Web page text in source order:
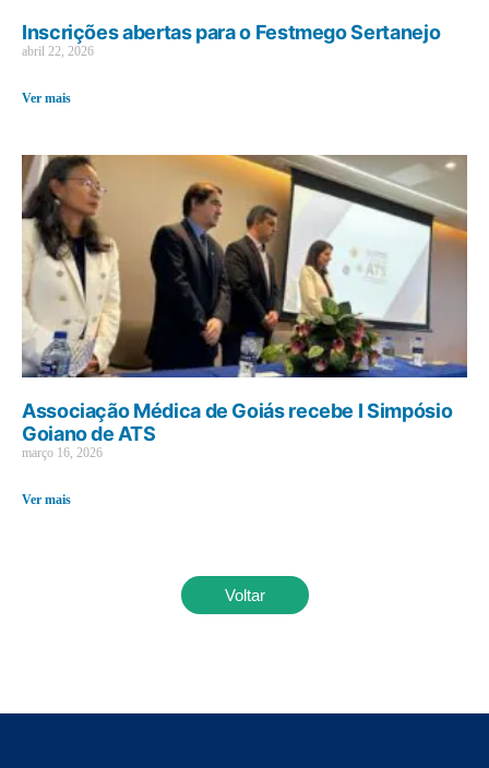
Inscrições abertas para o Festmego Sertanejo
abril 22, 2026
Ver mais
Associação Médica de Goiás recebe I Simpósio
Goiano de ATS
março 16, 2026
Ver mais
Voltar